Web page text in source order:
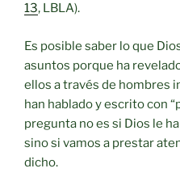
13, LBLA).
Es posible saber lo que
asuntos porque ha
ellos a través de hombres
han hablado y escrito con
pregunta no es si Dios le
sino si vamos a prestar
dicho.